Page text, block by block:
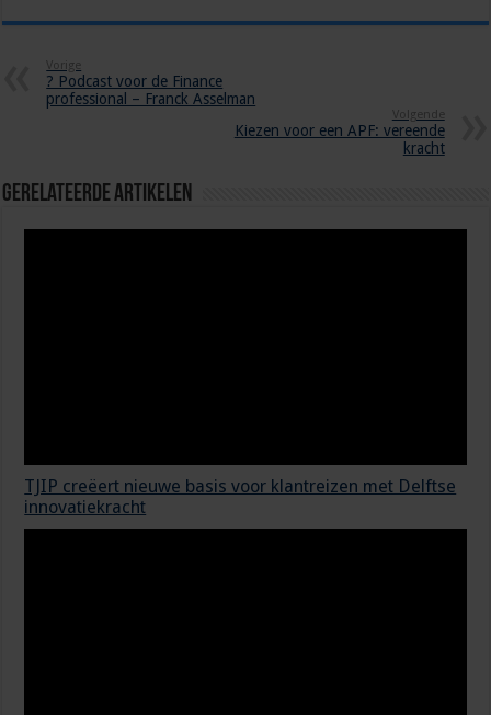
Vorige
?️ Podcast voor de Finance
professional – Franck Asselman
Volgende
Kiezen voor een APF: vereende
kracht
Gerelateerde Artikelen
TJIP creëert nieuwe basis voor klantreizen met Delftse
innovatiekracht